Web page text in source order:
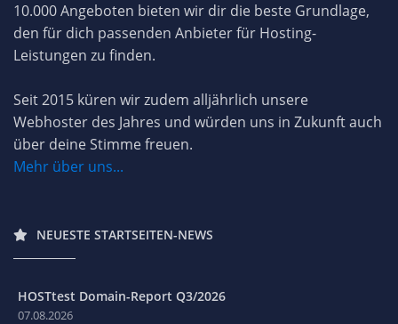
10.000 Angeboten bieten wir dir die beste Grundlage,
den für dich passenden Anbieter für Hosting-
Leistungen zu finden.
Seit 2015 küren wir zudem alljährlich unsere
Webhoster des Jahres und würden uns in Zukunft auch
über deine Stimme freuen.
Mehr über uns...
NEUESTE STARTSEITEN-NEWS
HOSTtest Domain-Report Q3/2026
07.08.2026